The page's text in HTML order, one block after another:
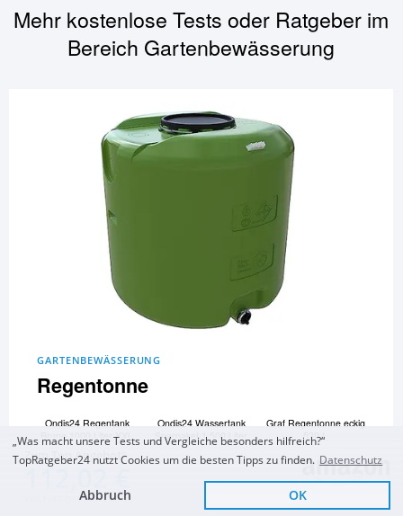
Zum Top Angebot
112,02 €
KOSTENLOSE LIEFERUNG
Mehr kostenlose Tests oder Ratgeber im
Bereich Gartenbewässerung
GARTENBEWÄSSERUNG
Regentonne
Ondis24 Regentank
Bruno 1000 Liter XXL
Regentonne
Ondis24 Wassertank
Sparpaket 1.500 Liter
Graf Regentonne eckig
520 L
Regentonne
Regenwasserbehälter
und 19 Regentonnen
„Was macht unsere Tests und Vergleiche besonders hilfreich?“
TopRatgeber24 nutzt Cookies um die besten Tipps zu finden. Datenschutz
Abbruch OK